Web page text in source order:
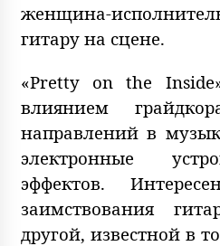
женщина-
гитару на сцене.
«Pretty on the
влиянием
направлений в
электронные
эффектов.
заимствования
другой, известной в